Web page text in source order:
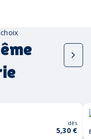
dès
5,30 €